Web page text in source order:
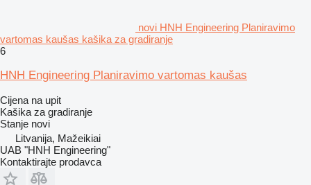
novi HNH Engineering Planiravimo
vartomas kaušas kašika za gradiranje
6
HNH Engineering Planiravimo vartomas kaušas
Cijena na upit
Kašika za gradiranje
Stanje novi
Litvanija, Mažeikiai
UAB "HNH Engineering"
Kontaktirajte prodavca